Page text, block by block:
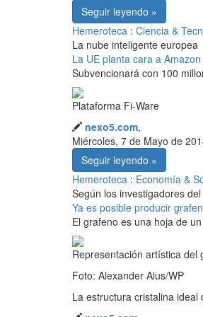
Seguir leyendo »
Hemeroteca : Ciencia &
La nube inteligente europea
La UE planta cara a
Subvencionará con 100
Plataforma Fi-Ware
nexo5.com,
Miércoles, 7 de Mayo de
Seguir leyendo »
Hemeroteca : Economía &
Según los investigadores
Ya es posible producir
El grafeno es una hoja de
Representación artística del
Foto: Alexander Alus/WP
La estructura cristalina